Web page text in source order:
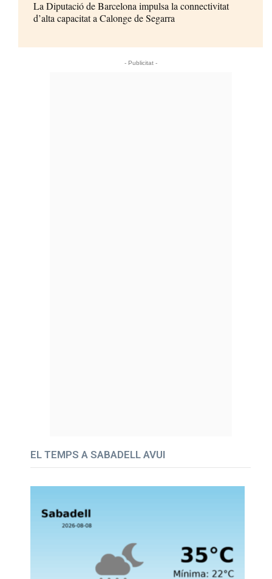
La Diputació de Barcelona impulsa la connectivitat
d’alta capacitat a Calonge de Segarra
- Publicitat -
EL TEMPS A SABADELL AVUI